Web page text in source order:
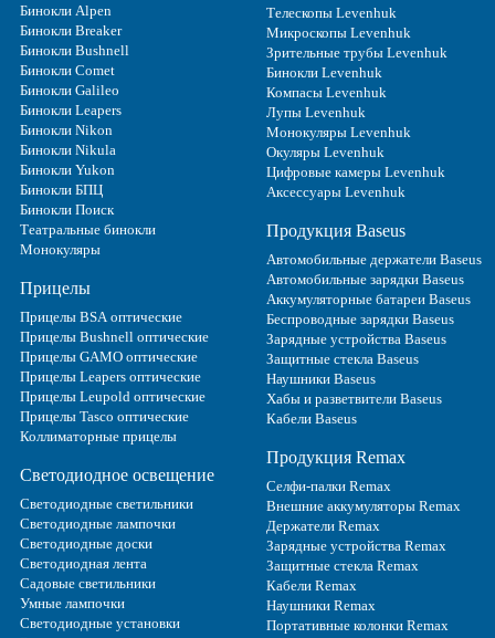
Бинокли Alpen
Бинокли Breaker
Бинокли Bushnell
Бинокли Comet
Бинокли Galileo
Бинокли Leapers
Бинокли Nikon
Бинокли Nikula
Бинокли Yukon
Бинокли БПЦ
Бинокли Поиск
Театральные бинокли
Монокуляры
Прицелы
Прицелы BSA оптические
Прицелы Bushnell оптические
Прицелы GAMO оптические
Прицелы Leapers оптические
Прицелы Leupold оптические
Прицелы Tasco оптические
Коллиматорные прицелы
Светодиодное освещение
Светодиодные светильники
Светодиодные лампочки
Светодиодные доски
Светодиодная лента
Садовые светильники
Умные лампочки
Светодиодные установки
Телескопы Levenhuk
Микроскопы Levenhuk
Зрительные трубы Levenhuk
Бинокли Levenhuk
Компасы Levenhuk
Лупы Levenhuk
Монокуляры Levenhuk
Окуляры Levenhuk
Цифровые камеры Levenhuk
Аксессуары Levenhuk
Продукция Baseus
Автомобильные держатели Baseus
Автомобильные зарядки Baseus
Аккумуляторные батареи Baseus
Беспроводные зарядки Baseus
Зарядные устройства Baseus
Защитные стекла Baseus
Наушники Baseus
Хабы и разветвители Baseus
Кабели Baseus
Продукция Remax
Селфи-палки Remax
Внешние аккумуляторы Remax
Держатели Remax
Зарядные устройства Remax
Защитные стекла Remax
Кабели Remax
Наушники Remax
Портативные колонки Remax